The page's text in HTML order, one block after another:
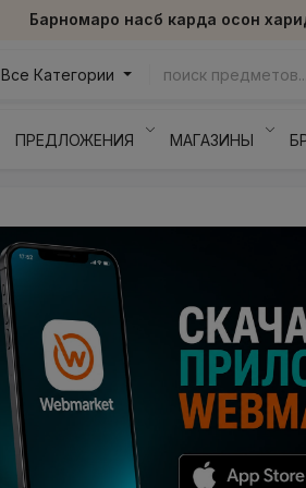
Барномаро насб карда осон
Все Категории
ПРЕДЛОЖЕНИЯ МАГАЗИНЫ